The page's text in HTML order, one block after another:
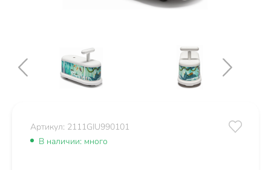
Артикул: 2111GIU990101
В наличии: много